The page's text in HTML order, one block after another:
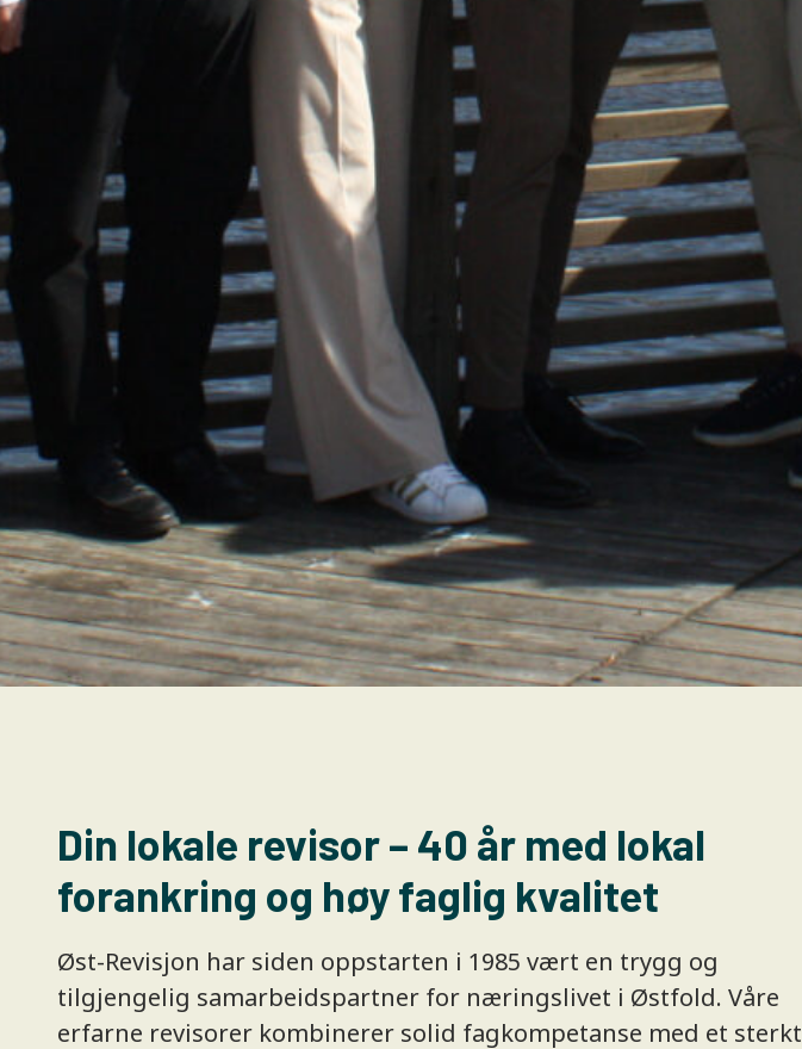
Din lokale revisor – 40 år med lokal
forankring og høy faglig kvalitet
Øst-Revisjon har siden oppstarten i 1985 vært en trygg og
tilgjengelig samarbeidspartner for næringslivet i Østfold. Våre
erfarne revisorer kombinerer solid fagkompetanse med et sterkt